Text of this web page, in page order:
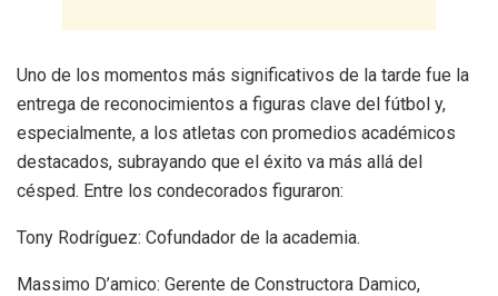
​Uno de los momentos más significativos de la tarde fue la
entrega de reconocimientos a figuras clave del fútbol y,
especialmente, a los atletas con promedios académicos
destacados, subrayando que el éxito va más allá del
césped. Entre los condecorados figuraron:
​Tony Rodríguez: Cofundador de la academia.
​Massimo D’amico: Gerente de Constructora Damico,